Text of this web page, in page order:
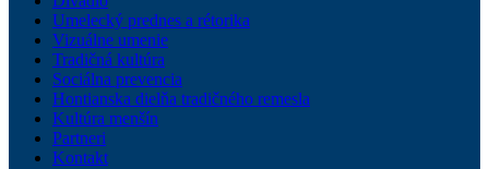
Umelecký prednes a rétorika
Vizuálne umenie
Tradičná kultúra
Sociálna prevencia
Hontianska dielňa tradičného remesla
Kultúra menšín
Partneri
Kontakt